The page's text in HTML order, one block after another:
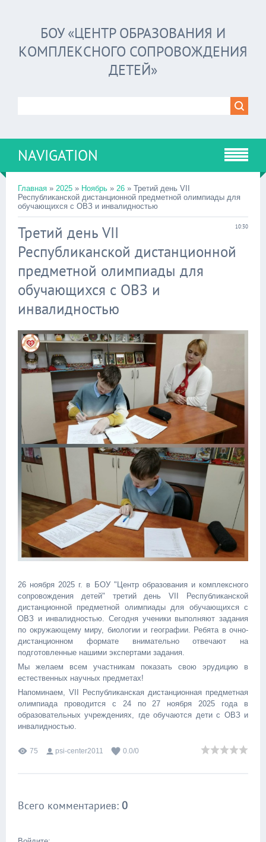
БОУ «ЦЕНТР ОБРАЗОВАНИЯ И
КОМПЛЕКСНОГО СОПРОВОЖДЕНИЯ
ДЕТЕЙ»
NAVIGATION
Главная » 2025 » Ноябрь » 26 » Третий день VII
Республиканской дистанционной предметной олимпиады для
обучающихся с ОВЗ и инвалидностью
10:30
Третий день VII
Республиканской дистанционной
предметной олимпиады для
обучающихся с ОВЗ и
инвалидностью
26 ноября 2025 г. в БОУ "Центр образования и комплексного
сопровождения детей" третий день VII Республиканской
дистанционной предметной олимпиады для обучающихся с
ОВЗ и инвалидностью. Сегодня ученики выполняют задания
по окружающему миру, биологии и географии. Ребята в очно-
дистанционном формате внимательно отвечают на
подготовленные нашими экспертами задания.
Мы желаем всем участникам показать свою эрудицию в
естественных научных предметах!
Напоминаем, VII Республиканская дистанционная предметная
олимпиада проводится с 24 по 27 ноября 2025 года в
образовательных учреждениях, где обучаются дети с ОВЗ и
инвалидностью.
75 psi-center2011 0.0/0
Всего комментариев: 0